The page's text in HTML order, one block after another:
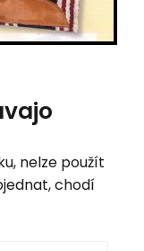
nelze použít
chodí